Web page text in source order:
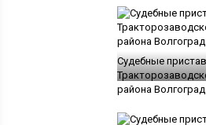
Судебные
района